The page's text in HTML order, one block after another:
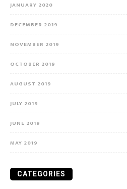
JANUARY 2020
DECEMBER 2019
NOVEMBER 2019
OCTOBER 2019
AUGUST 2019
JULY 2019
JUNE 2019
MAY 2019
CATEGORIES